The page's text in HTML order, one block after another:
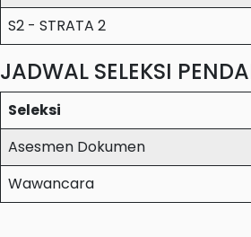
S2 - STRATA 2
JADWAL SELEKSI
Seleksi
Asesmen Dokumen
Wawancara